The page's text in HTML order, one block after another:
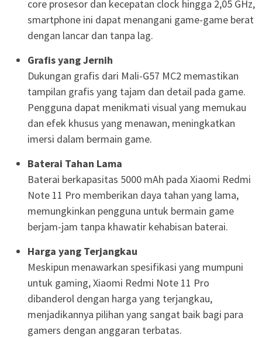
core prosesor dan kecepatan clock hingga 2,05 GHz,
smartphone ini dapat menangani game-game berat
dengan lancar dan tanpa lag.
Grafis yang Jernih
Dukungan grafis dari Mali-G57 MC2 memastikan
tampilan grafis yang tajam dan detail pada game.
Pengguna dapat menikmati visual yang memukau
dan efek khusus yang menawan, meningkatkan
imersi dalam bermain game.
Baterai Tahan Lama
Baterai berkapasitas 5000 mAh pada Xiaomi Redmi
Note 11 Pro memberikan daya tahan yang lama,
memungkinkan pengguna untuk bermain game
berjam-jam tanpa khawatir kehabisan baterai.
Harga yang Terjangkau
Meskipun menawarkan spesifikasi yang mumpuni
untuk gaming, Xiaomi Redmi Note 11 Pro
dibanderol dengan harga yang terjangkau,
menjadikannya pilihan yang sangat baik bagi para
gamers dengan anggaran terbatas.